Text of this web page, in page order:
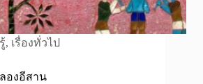
, เรื่องทั่วไป
องอีสาน